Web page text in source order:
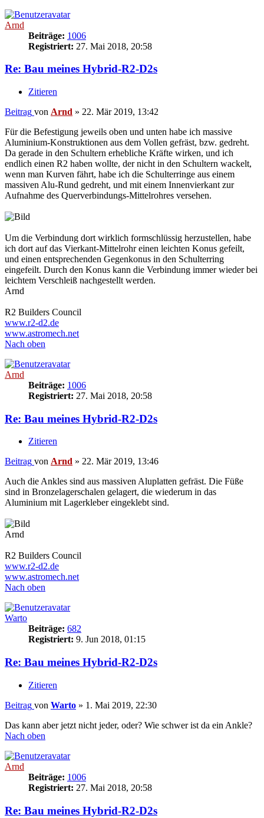
Arnd
Beiträge: 1006
Registriert: 27. Mai 2018, 20:58
Re: Bau meines Hybrid-R2-D2s
Zitieren
Beitrag von Arnd » 22. Mär 2019, 13:42
Für die Befestigung jeweils oben und unten habe ich massive
Aluminium-Konstruktionen aus dem Vollen gefräst, bzw. gedreht.
Da gerade in den Schultern erhebliche Kräfte wirken, und ich
endlich einen R2 haben wollte, der nicht in den Schultern wackelt,
wenn man Kurven fährt, habe ich die Schulterringe aus einem
massiven Alu-Rund gedreht, und mit einem Innenvierkant zur
Aufnahme des Querverbindungs-Mittelrohres versehen.
Um die Verbindung dort wirklich formschlüssig herzustellen, habe
ich dort auf das Vierkant-Mittelrohr einen leichten Konus gefeilt,
und einen entsprechenden Gegenkonus in den Schulterring
eingefeilt. Durch den Konus kann die Verbindung immer wieder bei
leichtem Verschleiß nachgestellt werden.
Arnd
R2 Builders Council
www.r2-d2.de
www.astromech.net
Nach oben
Arnd
Beiträge: 1006
Registriert: 27. Mai 2018, 20:58
Re: Bau meines Hybrid-R2-D2s
Zitieren
Beitrag von Arnd » 22. Mär 2019, 13:46
Auch die Ankles sind aus massiven Aluplatten gefräst. Die Füße
sind in Bronzelagerschalen gelagert, die wiederum in das
Aluminium mit Lagerkleber eingeklebt sind.
Arnd
R2 Builders Council
www.r2-d2.de
www.astromech.net
Nach oben
Warto
Beiträge: 682
Registriert: 9. Jun 2018, 01:15
Re: Bau meines Hybrid-R2-D2s
Zitieren
Beitrag von Warto » 1. Mai 2019, 22:30
Das kann aber jetzt nicht jeder, oder? Wie schwer ist da ein Ankle?
Nach oben
Arnd
Beiträge: 1006
Registriert: 27. Mai 2018, 20:58
Re: Bau meines Hybrid-R2-D2s